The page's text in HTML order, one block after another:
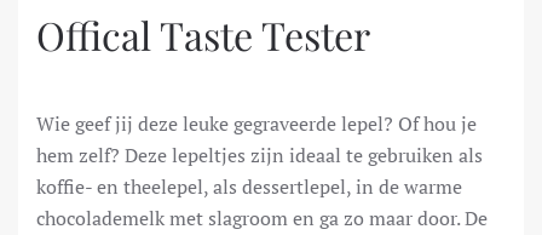
Offical Taste Tester
Wie geef jij deze leuke gegraveerde lepel? Of hou je
hem zelf? Deze lepeltjes zijn ideaal te gebruiken als
koffie- en theelepel, als dessertlepel, in de warme
chocolademelk met slagroom en ga zo maar door. De